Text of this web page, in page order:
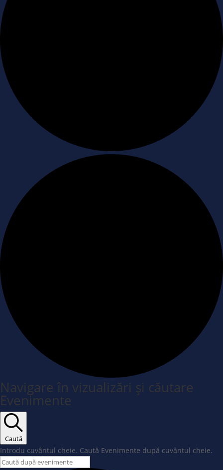
Navigare în vizualizări și căutare
Evenimente
Caută
Introdu cuvântul cheie. Caută Evenimente după cuvântul cheie.